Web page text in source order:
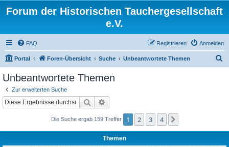
Forum der Historischen Tauchergesellschaft
e.V.
FAQ Anmelden
Registrieren
Portal Foren-Übersicht Suche Unbeantwortete Themen
Unbeantwortete Themen
Zur erweiterten Suche
Suche
Die Suche ergab 159 Treffer 1 2 3 4
Themen